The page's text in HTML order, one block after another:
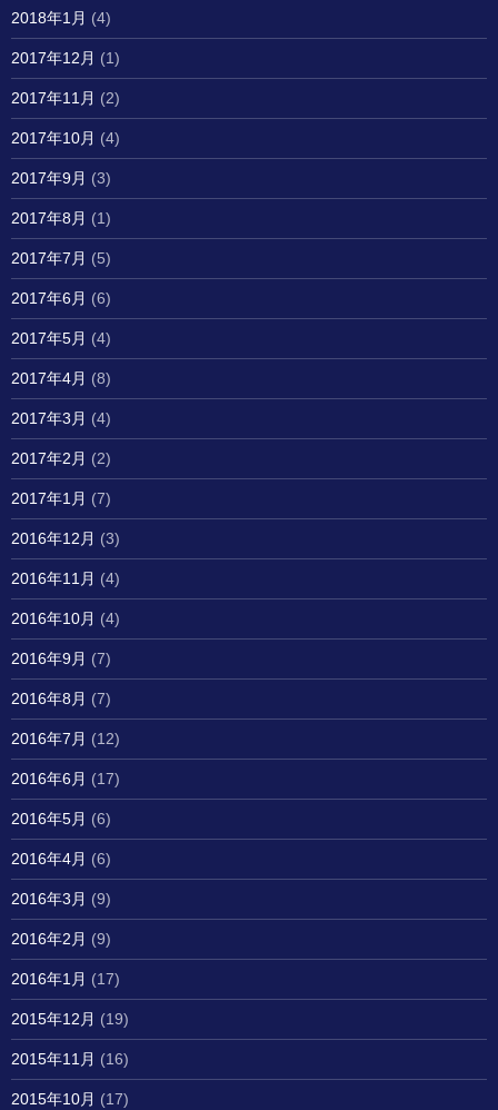
2018年1月 (4)
2017年12月 (1)
2017年11月 (2)
2017年10月 (4)
2017年9月 (3)
2017年8月 (1)
2017年7月 (5)
2017年6月 (6)
2017年5月 (4)
2017年4月 (8)
2017年3月 (4)
2017年2月 (2)
2017年1月 (7)
2016年12月 (3)
2016年11月 (4)
2016年10月 (4)
2016年9月 (7)
2016年8月 (7)
2016年7月 (12)
2016年6月 (17)
2016年5月 (6)
2016年4月 (6)
2016年3月 (9)
2016年2月 (9)
2016年1月 (17)
2015年12月 (19)
2015年11月 (16)
2015年10月 (17)